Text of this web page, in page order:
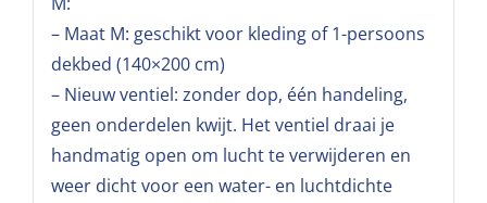
– Maat M: geschikt voor kleding of 1-persoons
dekbed (140×200 cm)
– Nieuw ventiel: zonder dop, één handeling,
geen onderdelen kwijt. Het ventiel draai je
handmatig open om lucht te verwijderen en
weer dicht voor een water- en luchtdichte